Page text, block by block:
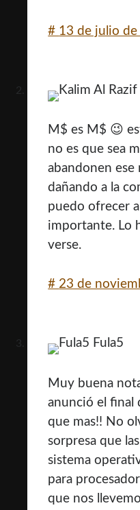
# 13 de julio
M$ es M$ 😉
no es que sea
abandonen
dañando a la
puedo ofrecer
importante. Lo
verse.
# 23 de
Fula5
Muy buena
anunció el final
que mas!! No
sorpresa que
sistema
para
que nos